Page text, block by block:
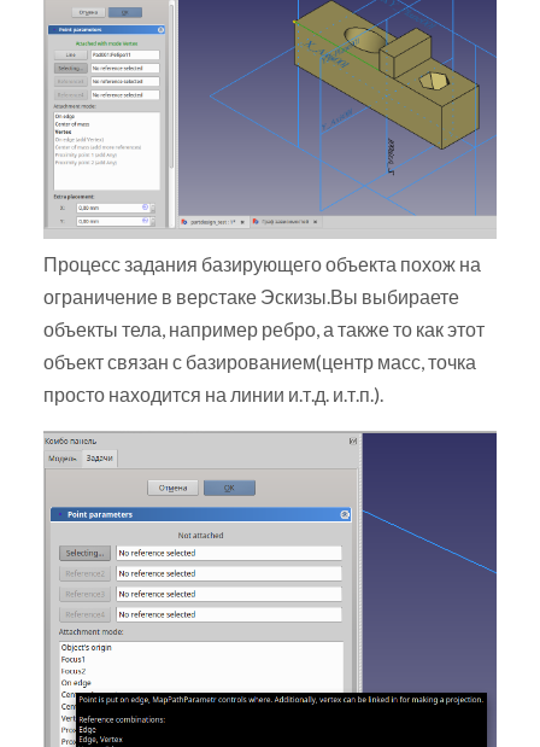
Процесс задания базирующего объекта похож на
ограничение в верстаке Эскизы.Вы выбираете
объекты тела, например ребро, а также то как этот
объект связан с базированием(центр масс, точка
просто находится на линии и.т.д. и.т.п.).